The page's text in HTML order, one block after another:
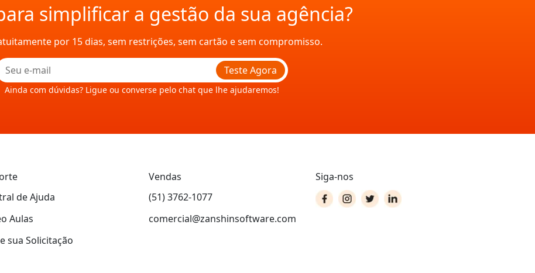
simplificar a gestão da sua agência?
por 15 dias, sem restrições, sem cartão e sem compromisso.
Teste Agora
Ainda com dúvidas? Ligue ou converse pelo chat que lhe ajudaremos!
de Ajuda
Aulas
sua Solicitação
Vendas
(51) 3762-1077
comercial@zanshinsoftware.com
Siga-nos